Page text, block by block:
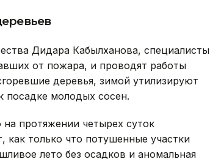
Дидара Кабылханова, специалисты
от пожара, и проводят работы
деревья, зимой утилизируют
посадке молодых сосен.
протяжении четырех суток
как только что потушенные участки
лето без осадков и аномальная